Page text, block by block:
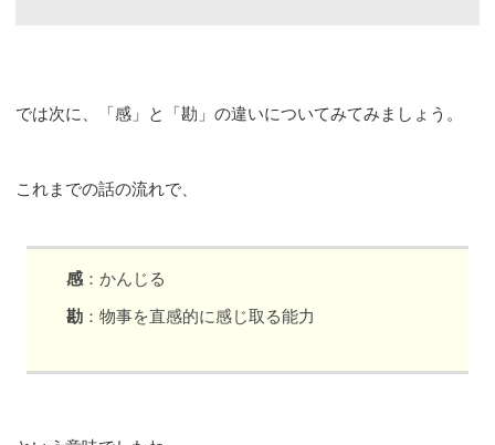
では次に、「感」と「勘」の違いについてみてみましょう。
これまでの話の流れで、
感：かんじる
勘：物事を直感的に感じ取る能力